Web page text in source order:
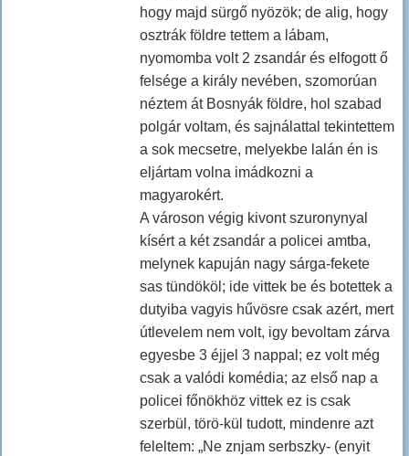
hogy majd sürgő nyözök; de alig, hogy
osztrák földre tettem a lábam,
nyomomba volt 2 zsandár és elfogott ő
felsége a király nevében, szomorúan
néztem át Bosnyák földre, hol szabad
polgár voltam, és sajnálattal tekintettem
a sok mecsetre, melyekbe lalán én is
eljártam volna imádkozni a
magyarokért.
A városon végig kivont szuronynyal
kísért a két zsandár a policei amtba,
melynek kapuján nagy sárga-fekete
sas tündököl; ide vittek be és botettek a
dutyiba vagyis hűvösre csak azért, mert
útlevelem nem volt, igy bevoltam zárva
egyesbe 3 éjjel 3 nappal; ez volt még
csak a valódi komédia; az első nap a
policei főnökhöz vittek ez is csak
szerbül, törö-kül tudott, mindenre azt
feleltem: „Ne znjam serbszky- (enyit